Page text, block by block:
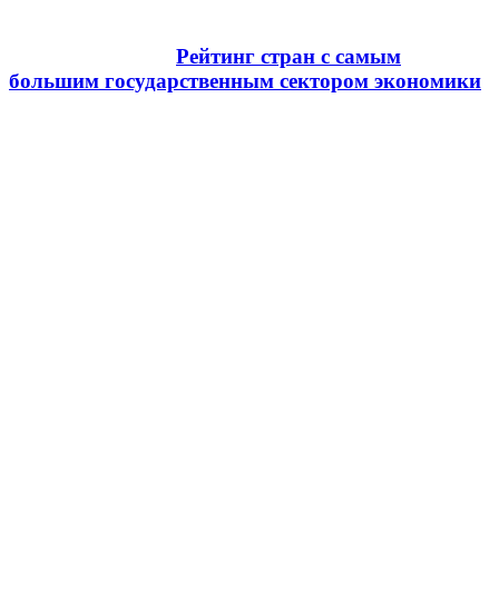
Рейтинг стран с самым
большим государственным сектором экономики